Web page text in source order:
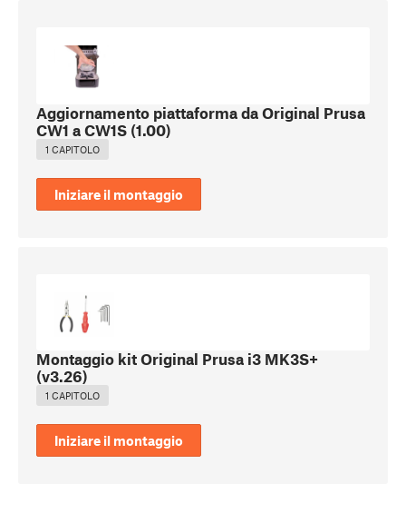
Aggiornamento piattaforma da Original Prusa
CW1 a CW1S (1.00)
1 CAPITOLO
Iniziare il montaggio
Montaggio kit Original Prusa i3 MK3S+
(v3.26)
1 CAPITOLO
Iniziare il montaggio